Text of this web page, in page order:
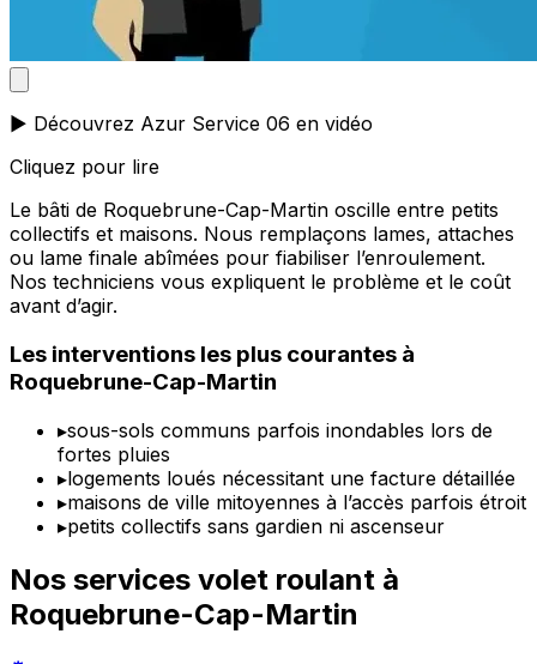
▶️ Découvrez Azur Service 06 en vidéo
Cliquez pour lire
Le bâti de Roquebrune-Cap-Martin oscille entre petits
collectifs et maisons. Nous remplaçons lames, attaches
ou lame finale abîmées pour fiabiliser l’enroulement.
Nos techniciens vous expliquent le problème et le coût
avant d’agir.
Les interventions les plus courantes à
Roquebrune-Cap-Martin
▸sous-sols communs parfois inondables lors de
fortes pluies
▸logements loués nécessitant une facture détaillée
▸maisons de ville mitoyennes à l’accès parfois étroit
▸petits collectifs sans gardien ni ascenseur
Nos services volet roulant à
Roquebrune-Cap-Martin